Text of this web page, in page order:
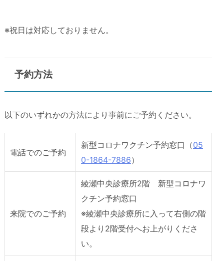
※祝日は対応しておりません。
予約方法
以下のいずれかの方法により事前にご予約ください。
電話でのご予約
新型コロナワクチン予約窓口（05
0-1864-7886）
来院でのご予約
綾瀬中央診療所2階 新型コロナワ
クチン予約窓口
※綾瀬中央診療所に入って右側の階
段より2階受付へお上がりくださ
い。